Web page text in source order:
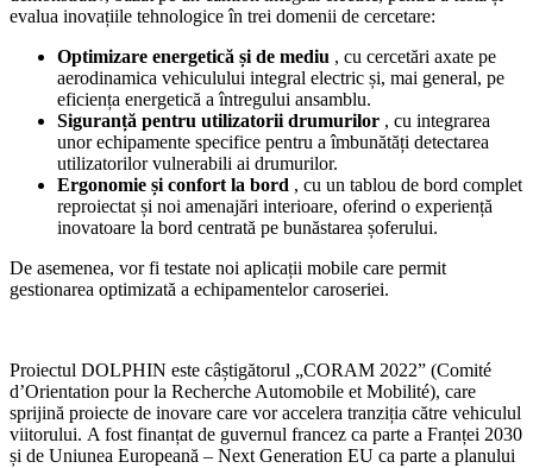
evalua inovațiile tehnologice în trei domenii de cercetare:
Optimizare energetică și de mediu , cu cercetări axate pe
aerodinamica vehiculului integral electric și, mai general, pe
eficiența energetică a întregului ansamblu.
Siguranță pentru utilizatorii drumurilor , cu integrarea
unor echipamente specifice pentru a îmbunătăți detectarea
utilizatorilor vulnerabili ai drumurilor.
Ergonomie și confort la bord , cu un tablou de bord complet
reproiectat și noi amenajări interioare, oferind o experiență
inovatoare la bord centrată pe bunăstarea șoferului.
De asemenea, vor fi testate noi aplicații mobile care permit
gestionarea optimizată a echipamentelor caroseriei.
Proiectul DOLPHIN este câștigătorul „CORAM 2022” (Comité
d’Orientation pour la Recherche Automobile et Mobilité), care
sprijină proiecte de inovare care vor accelera tranziția către vehiculul
viitorului. A fost finanțat de guvernul francez ca parte a Franței 2030
și de Uniunea Europeană – Next Generation EU ca parte a planului